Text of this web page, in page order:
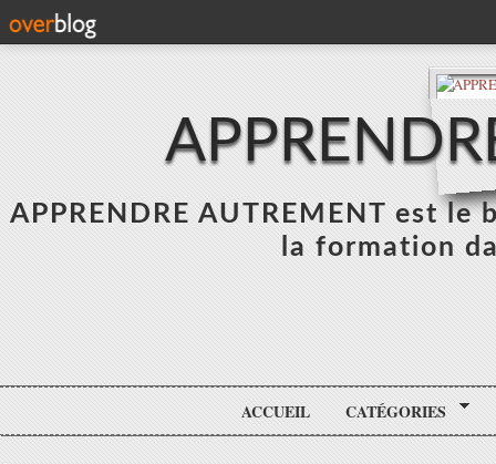
APPRENDRE AUTREMENT est
la formation
ACCUEIL CATÉGORIES